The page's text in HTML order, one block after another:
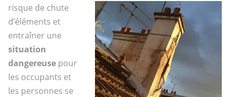
risque de chute
d’éléments et
entraîner une
situation
dangereuse pour
les occupants et
les personnes se